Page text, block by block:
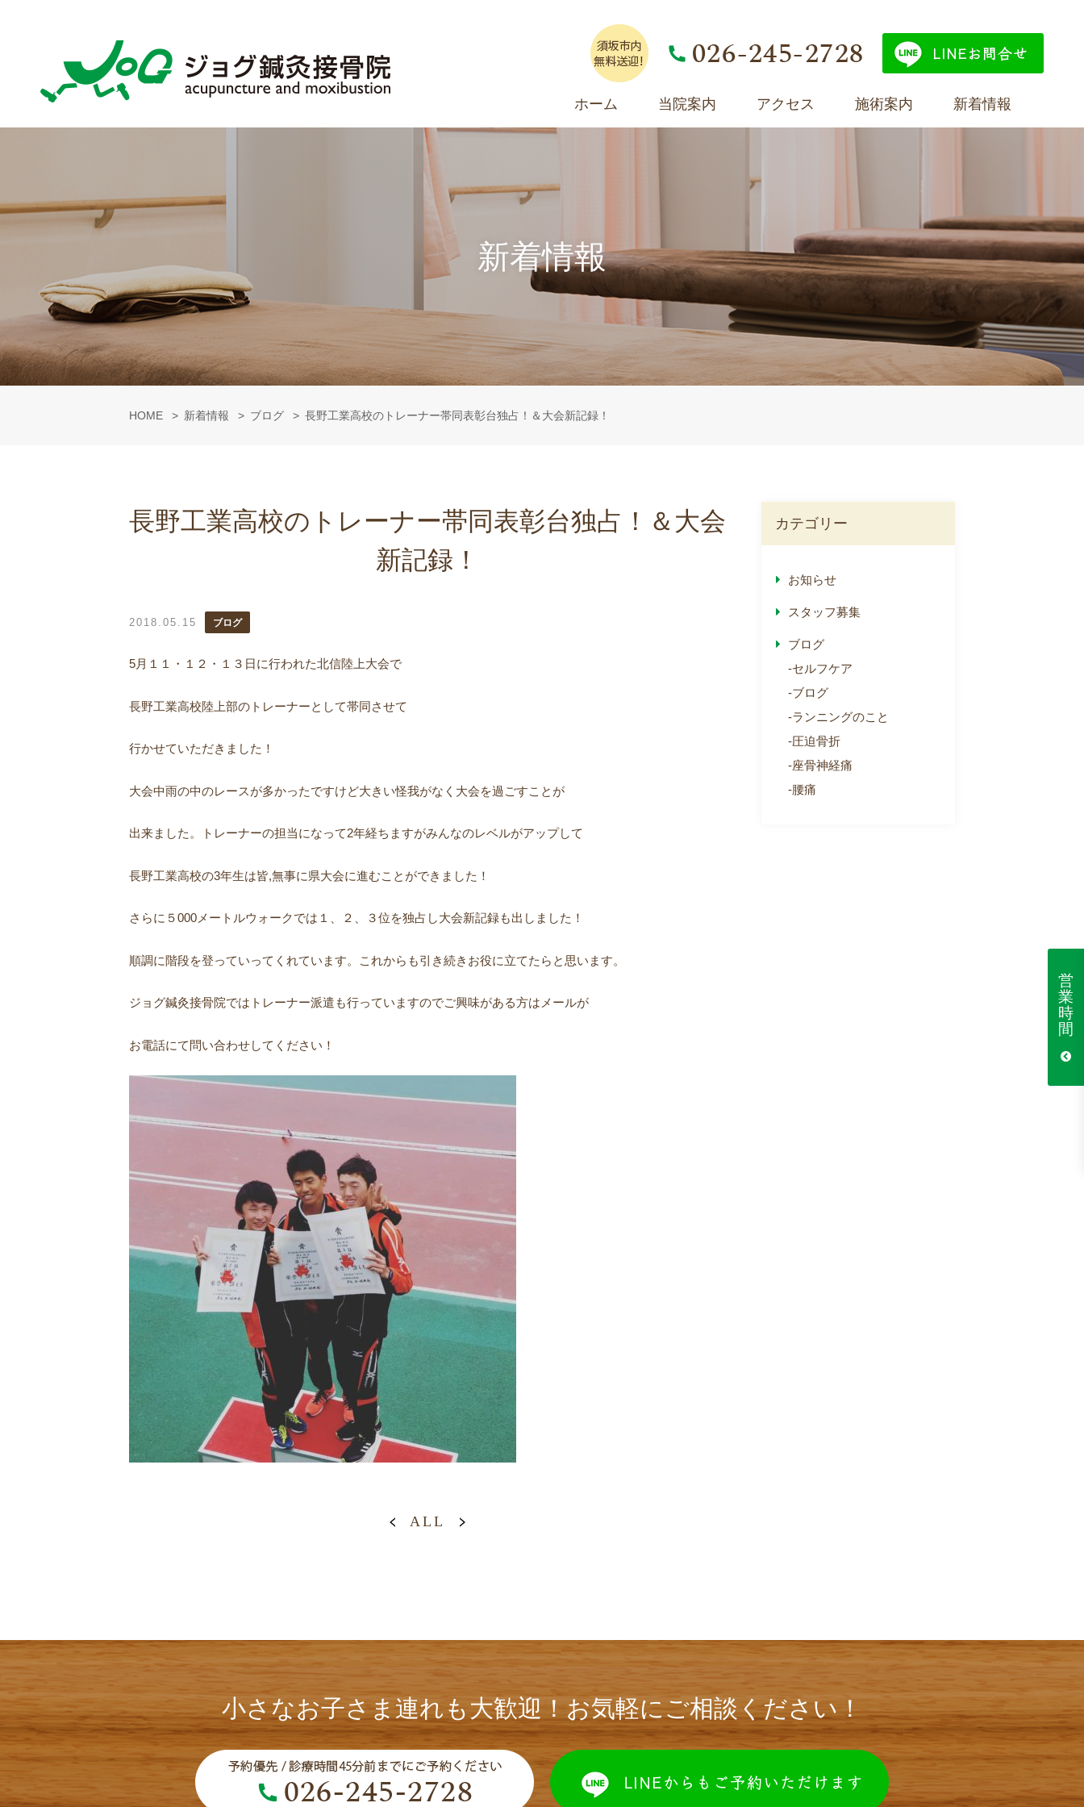
ホーム 当院案内 アクセス 施術案内 新着情報
新着情報
営
業
時
間
HOME 新着情報 ブログ 長野工業高校のトレーナー帯同表彰台独占！＆大会新記録！
長野工業高校のトレーナー帯同表彰台独占！＆大会
新記録！
2018.05.15 ブログ
5月１１・１２・１３日に行われた北信陸上大会で
長野工業高校陸上部のトレーナーとして帯同させて
行かせていただきました！
大会中雨の中のレースが多かったですけど大きい怪我がなく大会を過ごすことが
出来ました。トレーナーの担当になって2年経ちますがみんなのレベルがアップして
長野工業高校の3年生は皆,無事に県大会に進むことができました！
さらに５000メートルウォークでは１、２、３位を独占し大会新記録も出しました！
順調に階段を登っていってくれています。これからも引き続きお役に立てたらと思います。
ジョグ鍼灸接骨院ではトレーナー派遣も行っていますのでご興味がある方はメールが
お電話にて問い合わせしてください！
ALL
カテゴリー
お知らせ
スタッフ募集
ブログ
セルフケア
ブログ
ランニングのこと
圧迫骨折
座骨神経痛
腰痛
小さなお子さま連れも大歓迎！お気軽にご相談ください！